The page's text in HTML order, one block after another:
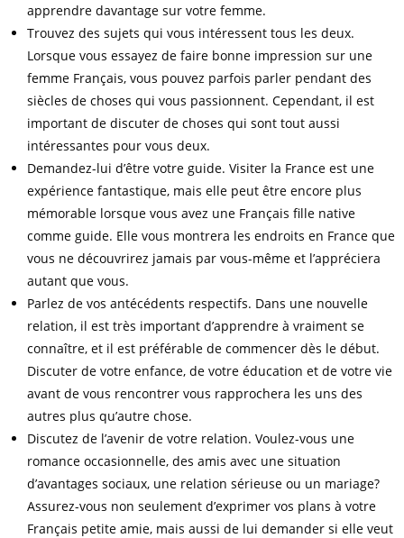
apprendre davantage sur votre femme.
Trouvez des sujets qui vous intéressent tous les deux.
Lorsque vous essayez de faire bonne impression sur une
femme Français, vous pouvez parfois parler pendant des
siècles de choses qui vous passionnent. Cependant, il est
important de discuter de choses qui sont tout aussi
intéressantes pour vous deux.
Demandez-lui d’être votre guide. Visiter la France est une
expérience fantastique, mais elle peut être encore plus
mémorable lorsque vous avez une Français fille native
comme guide. Elle vous montrera les endroits en France que
vous ne découvrirez jamais par vous-même et l’appréciera
autant que vous.
Parlez de vos antécédents respectifs. Dans une nouvelle
relation, il est très important d’apprendre à vraiment se
connaître, et il est préférable de commencer dès le début.
Discuter de votre enfance, de votre éducation et de votre vie
avant de vous rencontrer vous rapprochera les uns des
autres plus qu’autre chose.
Discutez de l’avenir de votre relation. Voulez-vous une
romance occasionnelle, des amis avec une situation
d’avantages sociaux, une relation sérieuse ou un mariage?
Assurez-vous non seulement d’exprimer vos plans à votre
Français petite amie, mais aussi de lui demander si elle veut